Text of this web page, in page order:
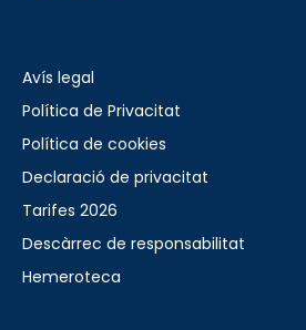
Avís legal
Política de Privacitat
Política de cookies
Declaració de privacitat
Tarifes 2026
Descàrrec de responsabilitat
Hemeroteca